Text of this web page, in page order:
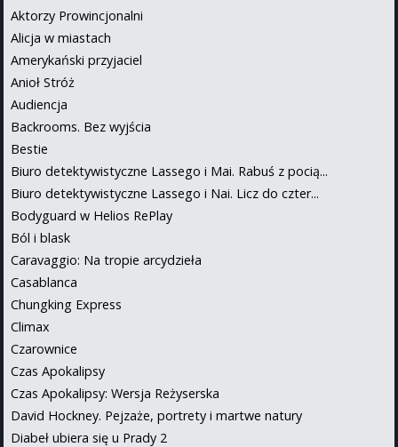
Aktorzy Prowincjonalni
Alicja w miastach
Amerykański przyjaciel
Anioł Stróż
Audiencja
Backrooms. Bez wyjścia
Bestie
Biuro detektywistyczne Lassego i Mai. Rabuś z pocią...
Biuro detektywistyczne Lassego i Nai. Licz do czter...
Bodyguard w Helios RePlay
Ból i blask
Caravaggio: Na tropie arcydzieła
Casablanca
Chungking Express
Climax
Czarownice
Czas Apokalipsy
Czas Apokalipsy: Wersja Reżyserska
David Hockney. Pejzaże, portrety i martwe natury
Diabeł ubiera się u Prady 2